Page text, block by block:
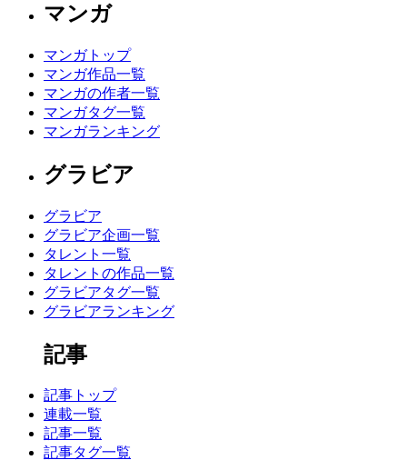
マンガ
マンガトップ
マンガ作品一覧
マンガの作者一覧
マンガタグ一覧
マンガランキング
グラビア
グラビア
グラビア企画一覧
タレント一覧
タレントの作品一覧
グラビアタグ一覧
グラビアランキング
記事
記事トップ
連載一覧
記事一覧
記事タグ一覧